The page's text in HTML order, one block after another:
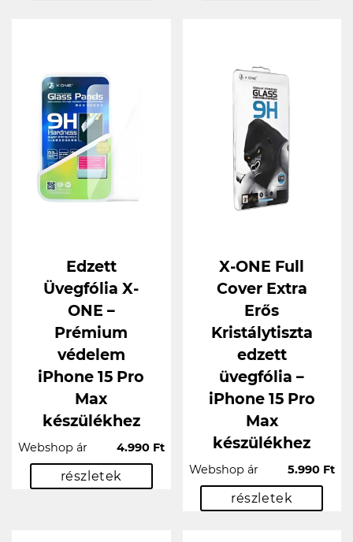
Edzett
Üvegfólia X-
ONE –
Prémium
védelem
iPhone 15 Pro
Max
készülékhez
Webshop ár 4.990 Ft
részletek
X-ONE Full
Cover Extra
Erős
Kristálytiszta
edzett
üvegfólia –
iPhone 15 Pro
Max
készülékhez
Webshop ár 5.990 Ft
részletek